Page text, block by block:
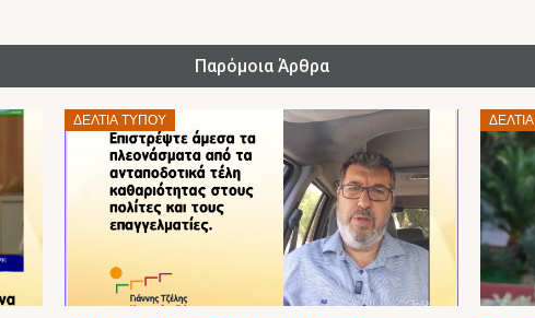
Παρόμοια Άρθρα
ΔΕΛΤΊΑ ΤΎΠΟΥ
Posted
on